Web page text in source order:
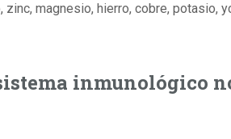
magnesio, hierro, cobre, potasio,
inmunológico